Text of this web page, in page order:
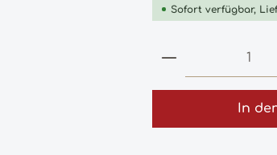
Sofort verfügbar,
Produkt
In